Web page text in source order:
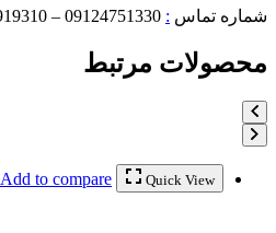
شماره تماس :
محصولات مرتبط
Quick View
Add to compare